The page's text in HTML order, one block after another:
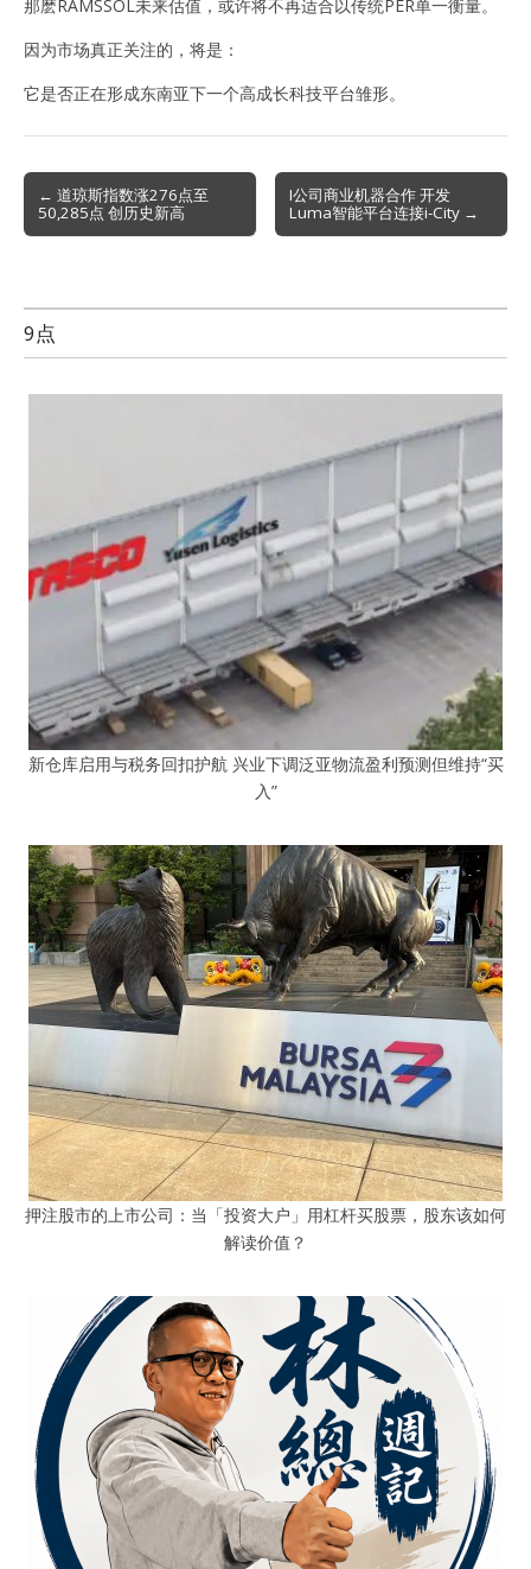
那麽RAMSSOL未来估值，或许将不再适合以传统PER单一衡量。
因为市场真正关注的，将是：
它是否正在形成东南亚下一个高成长科技平台雏形。
Post
navigation
← 道琼斯指数涨276点至
50,285点 创历史新高
I公司商业机器合作 开发
Luma智能平台连接i-City →
9点
新仓库启用与税务回扣护航 兴业下调泛亚物流盈利预测但维持“买
入”
押注股市的上市公司：当「投资大户」用杠杆买股票，股东该如何
解读价值？